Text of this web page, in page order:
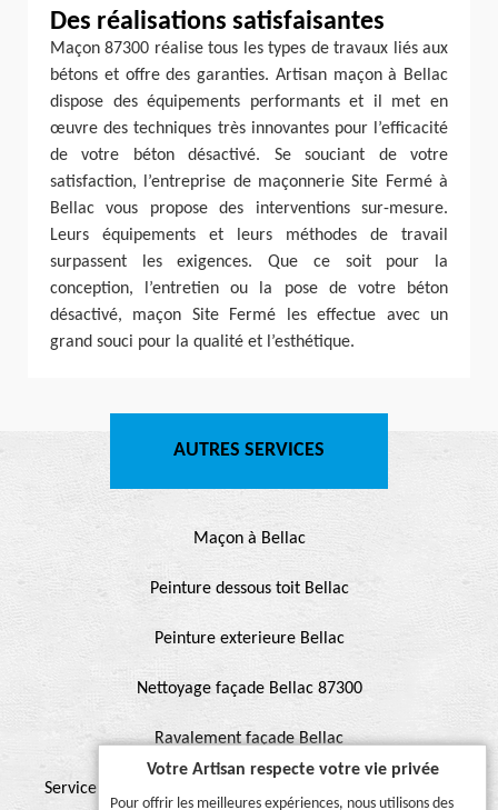
Des réalisations satisfaisantes
Maçon 87300 réalise tous les types de travaux liés aux
bétons et offre des garanties. Artisan maçon à Bellac
dispose des équipements performants et il met en
œuvre des techniques très innovantes pour l’efficacité
de votre béton désactivé. Se souciant de votre
satisfaction, l’entreprise de maçonnerie Site Fermé à
Bellac vous propose des interventions sur-mesure.
Leurs équipements et leurs méthodes de travail
surpassent les exigences. Que ce soit pour la
conception, l’entretien ou la pose de votre béton
désactivé, maçon Site Fermé les effectue avec un
grand souci pour la qualité et l’esthétique.
AUTRES SERVICES
Maçon à Bellac
Peinture dessous toit Bellac
Peinture exterieure Bellac
Nettoyage façade Bellac 87300
Ravalement façade Bellac
Service de peinture et hydrofuge de toiture Bellac 87300
Votre Artisan respecte votre vie privée
Pour offrir les meilleures expériences, nous utilisons des